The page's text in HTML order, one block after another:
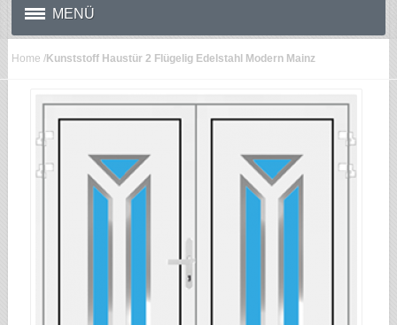
MENÜ
Home /Kunststoff Haustür 2 Flügelig Edelstahl Modern Mainz